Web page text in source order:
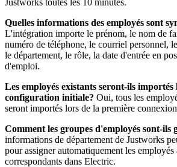
Quelles informations des employés sont
L'intégration importe le prénom, le nom de
numéro de téléphone, le courriel personnel,
le département, le rôle, la date d'entrée en
d'emploi.
Les employés existants seront-ils importés
configuration initiale? Oui, tous les
seront importés lors de la première
Comment les groupes d'employés sont-ils
informations de département de Justworks
pour assigner automatiquement les employés
correspondants dans Electric.